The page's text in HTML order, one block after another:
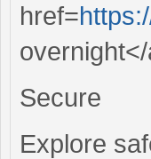
href=
Secure
Explore